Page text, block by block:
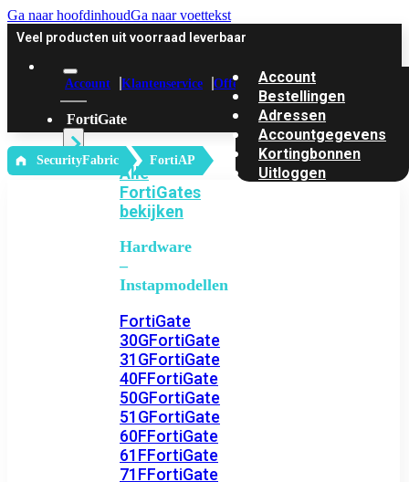
Ga naar hoofdinhoudGa naar voettekst
Veel producten uit voorraad leverbaar
Account Klantenservice Offerte
FortiGate
Alle
FortiGates
bekijken
Hardware
–
Instapmodellen
FortiGate
30GFortiGate
31GFortiGate
40FFortiGate
50GFortiGate
51GFortiGate
60FFortiGate
61FFortiGate
71FFortiGate
Account
Bestellingen
Adressen
Accountgegevens
Kortingbonnen
Uitloggen
‎ SecurityFabric FortiAP